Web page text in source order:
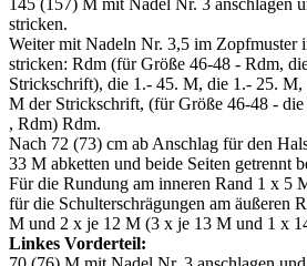
145 (157) M mit Nadel Nr. 3 anschlagen
stricken.
Weiter mit Nadeln Nr. 3,5 im Zopfmuster
stricken: Rdm (für Größe 46-48 - Rdm,
Strickschrift), die 1.- 45. M, die 1.- 25.
M der Strickschrift, (für Größe 46-48 -
, Rdm) Rdm.
Nach 72 (73) cm ab Anschlag für den
33 M abketten und beide Seiten getrennt
Für die Rundung am inneren Rand 1 x 5
für die Schulterschrägungen am äußeren
M und 2 x je 12 M (3 x je 13 M und 1 x
Linkes Vorderteil: